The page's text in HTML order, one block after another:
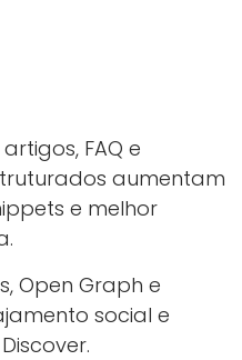
FAQ e
aumentam
e melhor
Open Graph e
social e